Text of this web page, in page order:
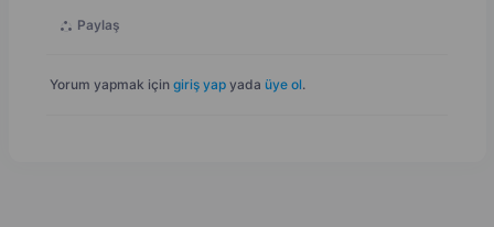
Paylaş
Yorum yapmak için giriş yap yada üye ol.